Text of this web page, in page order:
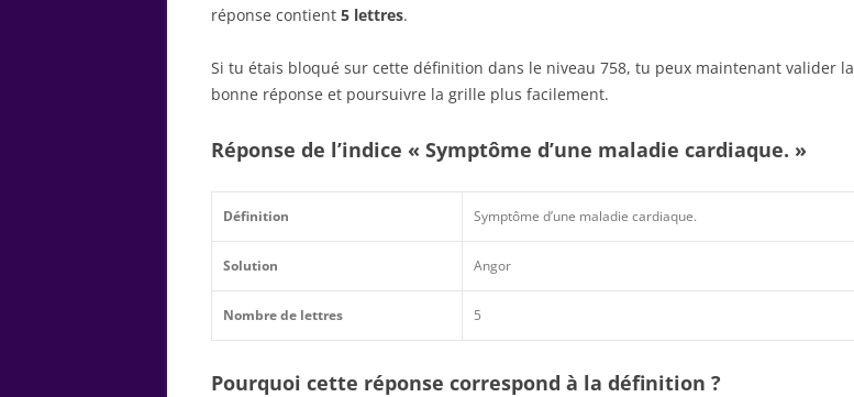
réponse contient 5 lettres.
Si tu étais bloqué sur cette définition dans le niveau 758, tu peux maintenant valider la
bonne réponse et poursuivre la grille plus facilement.
Réponse de l’indice « Symptôme d’une maladie cardiaque. »
Définition Symptôme d’une maladie cardiaque.
Solution Angor
Nombre de lettres 5
Pourquoi cette réponse correspond à la définition ?